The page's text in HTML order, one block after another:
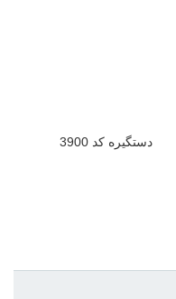
دستگیره کد 3900